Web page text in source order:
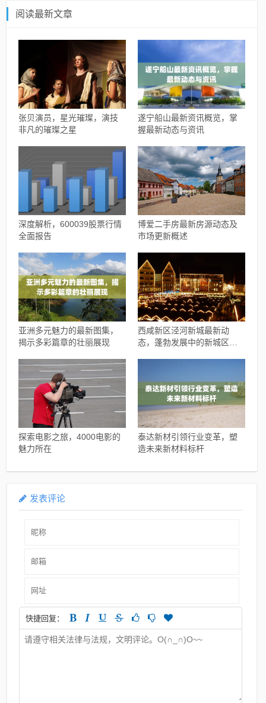
阅读最新文章
张贝演员，星光璀璨，演技
非凡的璀璨之星
遂宁船山最新资讯概览，掌
握最新动态与资讯
深度解析，600039股票行情
全面报告
博爱二手房最新房源动态及
市场更新概述
亚洲多元魅力的最新图集，
揭示多彩篇章的壮丽展现
西咸新区泾河新城最新动
态，蓬勃发展中的新城区瞩
探索电影之旅，4000电影的
魅力所在
泰达新材引领行业变革，塑
造未来新材料标杆
发表评论
快捷回复：